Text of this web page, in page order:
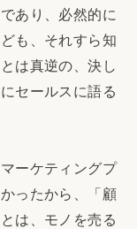
あり、必然的に
も、それすら知
は真逆の、決し
セールスに語る
ーケティングプ
ったから、「顧
は、モノを売る